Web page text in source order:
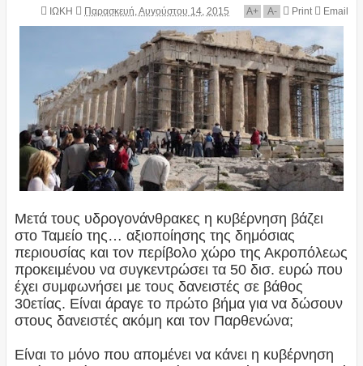
ΙΩΚΗ Παρασκευή, Αυγούστου 14, 2015 A+ A- Print Email
Μετά τους υδρογονάνθρακες η κυβέρνηση βάζει
στο Ταμείο της… αξιοποίησης της δημόσιας
περιουσίας και τον περίβολο χώρο της Ακροπόλεως
προκειμένου να συγκεντρώσει τα 50 δισ. ευρώ που
έχει συμφωνήσει με τους δανειστές σε βάθος
30ετίας. Είναι άραγε το πρώτο βήμα για να δώσουν
στους δανειστές ακόμη και τον Παρθενώνα;
Είναι το μόνο που απομένει να κάνει η κυβέρνηση